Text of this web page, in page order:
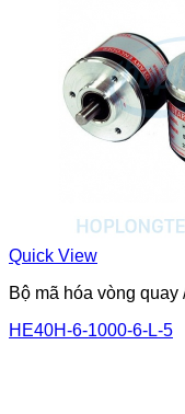
Quick View
Bộ mã hóa vòng quay
HE40H-6-1000-6-L-5